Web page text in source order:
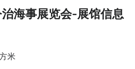
海事展览会-展馆信息
米